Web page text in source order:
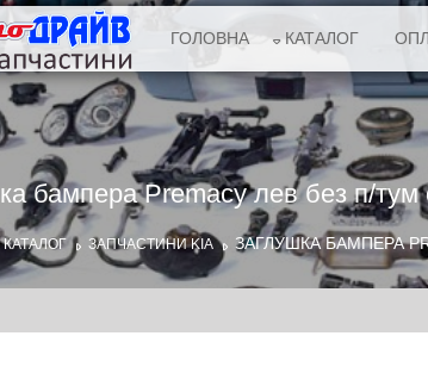
ГОЛОВНА КАТАЛОГ
бампера Premacy лев без п/тум
КАТАЛОГ ЗАПЧАСТИНИ KIA ЗАГЛУШКА БАМПЕРА